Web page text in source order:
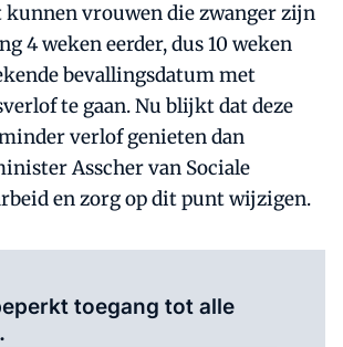
kunnen vrouwen die zwanger zijn
4 weken eerder, dus 10 weken
bevallingsdatum met
te gaan. Nu blijkt dat deze
verlof genieten dan
Asscher van Sociale
en zorg op dit punt wijzigen.
toegang tot alle